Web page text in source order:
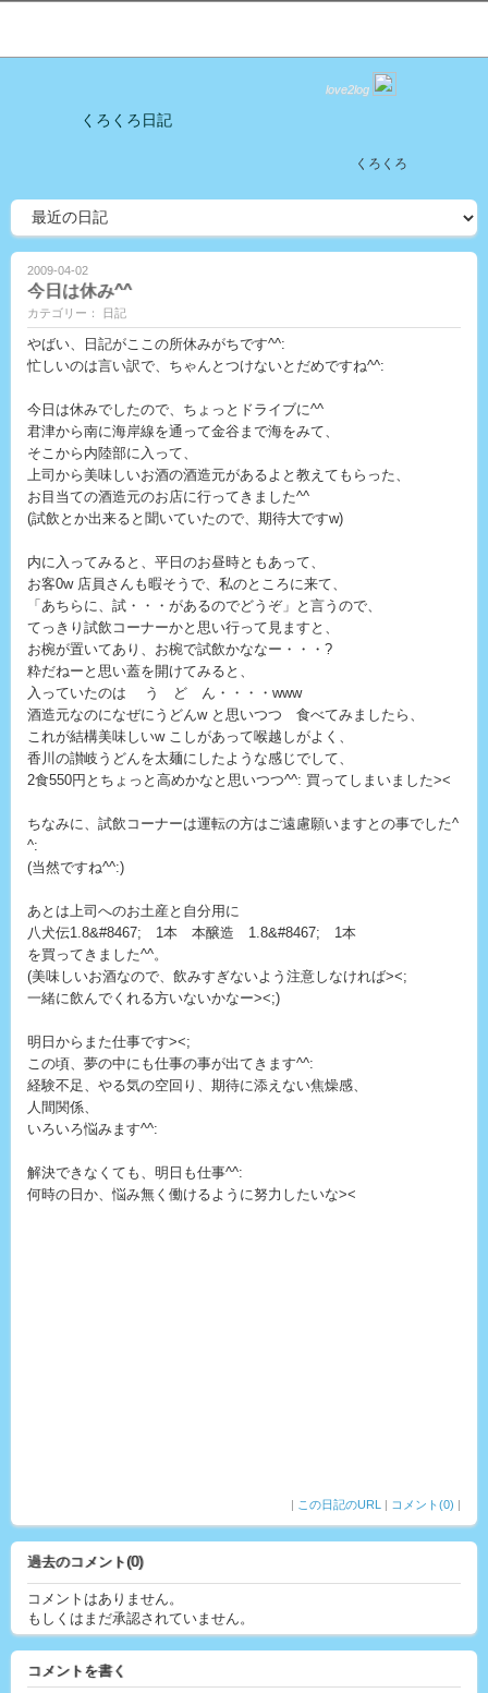
love2log
くろくろ日記
くろくろ
2009-04-02
今日は休み^^
カテゴリー： 日記
やばい、日記がここの所休みがちです^^:
忙しいのは言い訳で、ちゃんとつけないとだめですね^^:
今日は休みでしたので、ちょっとドライブに^^
君津から南に海岸線を通って金谷まで海をみて、
そこから内陸部に入って、
上司から美味しいお酒の酒造元があるよと教えてもらった、
お目当ての酒造元のお店に行ってきました^^
(試飲とか出来ると聞いていたので、期待大ですw)
内に入ってみると、平日のお昼時ともあって、
お客0w 店員さんも暇そうで、私のところに来て、
「あちらに、試・・・があるのでどうぞ」と言うので、
てっきり試飲コーナーかと思い行って見ますと、
お椀が置いてあり、お椀で試飲かななー・・・?
粋だねーと思い蓋を開けてみると、
入っていたのは う ど ん・・・・www
酒造元なのになぜにうどんw と思いつつ 食べてみましたら、
これが結構美味しいw こしがあって喉越しがよく、
香川の讃岐うどんを太麺にしたような感じでして、
2食550円とちょっと高めかなと思いつつ^^: 買ってしまいました><
ちなみに、試飲コーナーは運転の方はご遠慮願いますとの事でした^
^:
(当然ですね^^:)
あとは上司へのお土産と自分用に
八犬伝1.8&#8467; 1本 本醸造 1.8&#8467; 1本
を買ってきました^^。
(美味しいお酒なので、飲みすぎないよう注意しなければ><;
一緒に飲んでくれる方いないかなー><;)
明日からまた仕事です><;
この頃、夢の中にも仕事の事が出てきます^^:
経験不足、やる気の空回り、期待に添えない焦燥感、
人間関係、
いろいろ悩みます^^:
解決できなくても、明日も仕事^^:
何時の日か、悩み無く働けるように努力したいな><
| この日記のURL | コメント(0) |
過去のコメント(0)
コメントはありません。
もしくはまだ承認されていません。
コメントを書く